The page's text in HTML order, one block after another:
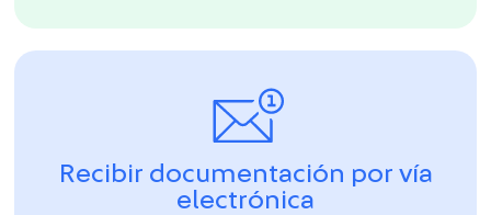
Recibir documentación por vía
electrónica